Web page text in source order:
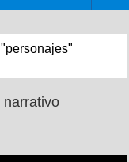
narrativo